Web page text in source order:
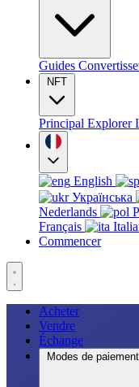
Guides
NFT
Principal Explorer
English
Українська
Nederlands
Français
Commencer
Acheter
Vendre
Échange
Modes de paiement